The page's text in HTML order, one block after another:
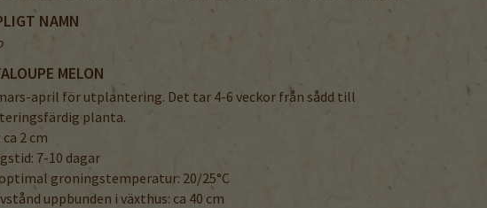
NAMN
MELON
april för utplantering. Det tar 4-6 veckor från sådd till
planta.
2 cm
7-10 dagar
groningstemperatur: 20/25°C
uppbunden i växthus: ca 40 cm